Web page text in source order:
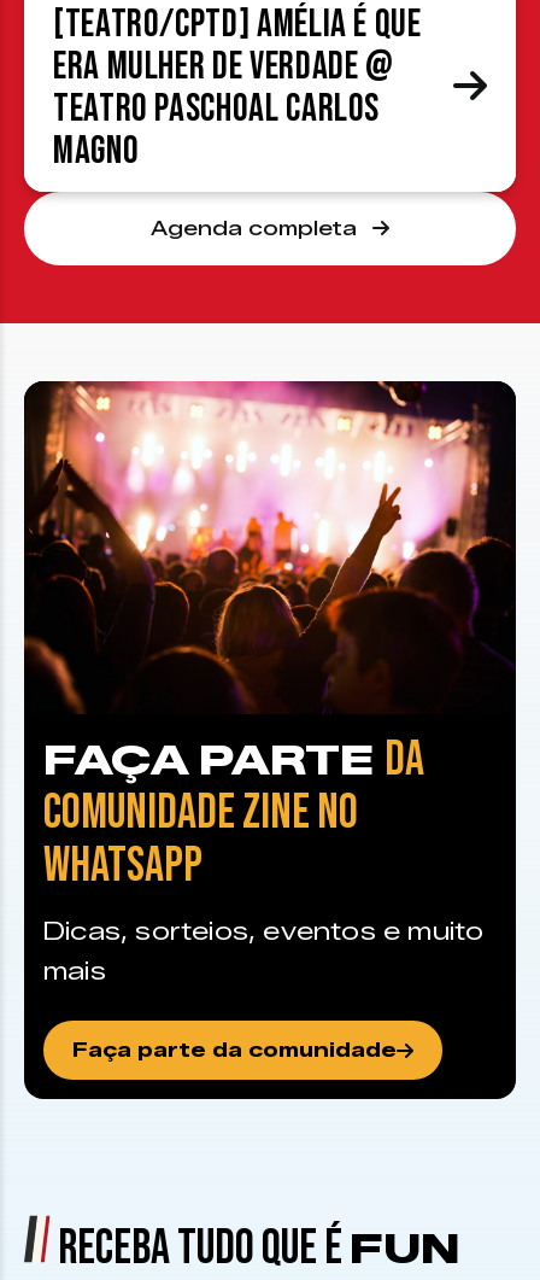
[TEATRO/CPTD] Amélia é que
era mulher de verdade @
Teatro Paschoal Carlos
Magno
Agenda completa
FAÇA PARTE DA
COMUNIDADE ZINE NO
WHATSAPP
Dicas, sorteios, eventos e muito
mais
Faça parte da comunidade
RECEBA TUDO QUE É FUN